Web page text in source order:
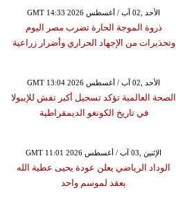
GMT 14:33 2026 الأحد ,02 آب / أغسطس
ذروة الموجة الحارة تضرب مصر اليوم
وتحذيرات من الإجهاد الحراري وأضرار زراعية
GMT 13:04 2026 الأحد ,02 آب / أغسطس
الصحة العالمية تؤكد تسجيل أكبر تفش للإيبولا
في تاريخ الكونغو الديمقراطية
GMT 11:01 2026 الإثنين ,03 آب / أغسطس
الوداد الرياضي يعلن عودة يحيى عطية الله
بعقد لموسم واحد